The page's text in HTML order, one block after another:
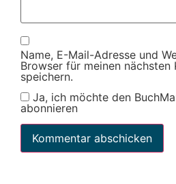
Name, E-Mail-Adresse und
Browser für meinen nächsten
speichern.
Ja, ich möchte den
abonnieren